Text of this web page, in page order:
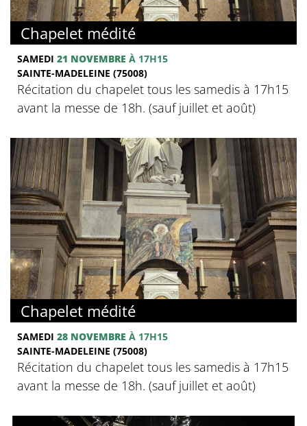
Chapelet médité
SAMEDI 21 NOVEMBRE À 17H15
SAINTE-MADELEINE (75008)
Récitation du chapelet tous les samedis à 17h15
avant la messe de 18h. (sauf juillet et août)
Chapelet médité
SAMEDI 28 NOVEMBRE À 17H15
SAINTE-MADELEINE (75008)
Récitation du chapelet tous les samedis à 17h15
avant la messe de 18h. (sauf juillet et août)